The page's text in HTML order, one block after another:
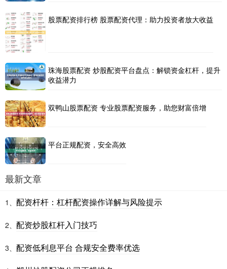
股票配资排行榜 股票配资代理：助力投资者放大收益
珠海股票配资 炒股配资平台盘点：解锁资金杠杆，提升
收益潜力
双鸭山股票配资 专业股票配资服务，助您财富倍增
平台正规配资，安全高效
最新文章
1、 配资杆杆：杠杆配资操作详解与风险提示
2、 配资炒股杠杆入门技巧
3、 配资低利息平台 合规安全费率优选